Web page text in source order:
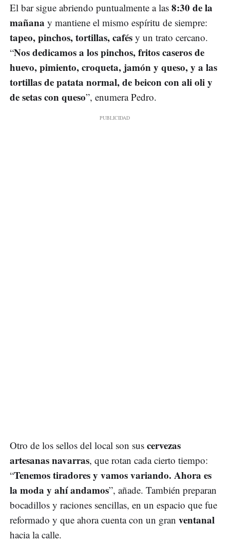
El bar sigue abriendo puntualmente a las 8:30 de la
mañana y mantiene el mismo espíritu de siempre:
tapeo, pinchos, tortillas, cafés y un trato cercano.
“Nos dedicamos a los pinchos, fritos caseros de
huevo, pimiento, croqueta, jamón y queso, y a las
tortillas de patata normal, de beicon con ali oli y
de setas con queso”, enumera Pedro.
Otro de los sellos del local son sus cervezas
artesanas navarras, que rotan cada cierto tiempo:
“Tenemos tiradores y vamos variando. Ahora es
la moda y ahí andamos”, añade. También preparan
bocadillos y raciones sencillas, en un espacio que fue
reformado y que ahora cuenta con un gran ventanal
hacia la calle.